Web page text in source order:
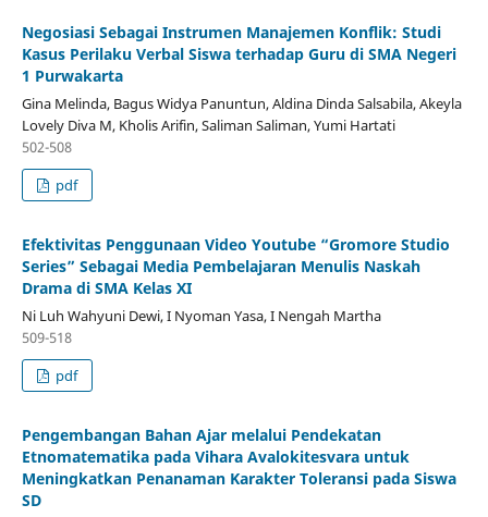
Negosiasi Sebagai Instrumen Manajemen Konflik: Studi
Kasus Perilaku Verbal Siswa terhadap Guru di SMA Negeri
1 Purwakarta
Gina Melinda, Bagus Widya Panuntun, Aldina Dinda Salsabila, Akeyla
Lovely Diva M, Kholis Arifin, Saliman Saliman, Yumi Hartati
502-508
pdf
Efektivitas Penggunaan Video Youtube “Gromore Studio
Series” Sebagai Media Pembelajaran Menulis Naskah
Drama di SMA Kelas XI
Ni Luh Wahyuni Dewi, I Nyoman Yasa, I Nengah Martha
509-518
pdf
Pengembangan Bahan Ajar melalui Pendekatan
Etnomatematika pada Vihara Avalokitesvara untuk
Meningkatkan Penanaman Karakter Toleransi pada Siswa
SD